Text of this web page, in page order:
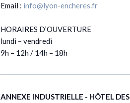
Email : info@lyon-encheres.fr
HORAIRES D’OUVERTURE
lundi – vendredi
9h – 12h / 14h – 18h
ANNEXE INDUSTRIELLE - HÔTEL DES